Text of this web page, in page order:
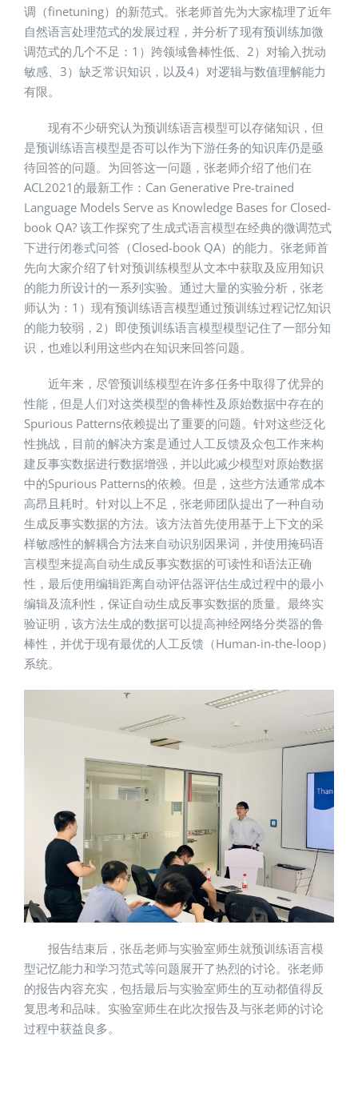
调（finetuning）的新范式。张老师首先为大家梳理了近年
自然语言处理范式的发展过程，并分析了现有预训练加微
调范式的几个不足：1）跨领域鲁棒性低、2）对输入扰动
敏感、3）缺乏常识知识，以及4）对逻辑与数值理解能力
有限。
现有不少研究认为预训练语言模型可以存储知识，但
是预训练语言模型是否可以作为下游任务的知识库仍是亟
待回答的问题。为回答这一问题，张老师介绍了他们在
ACL2021的最新工作：Can Generative Pre-trained
Language Models Serve as Knowledge Bases for Closed-
book QA? 该工作探究了生成式语言模型在经典的微调范式
下进行闭卷式问答（Closed-book QA）的能力。张老师首
先向大家介绍了针对预训练模型从文本中获取及应用知识
的能力所设计的一系列实验。通过大量的实验分析，张老
师认为：1）现有预训练语言模型通过预训练过程记忆知识
的能力较弱，2）即使预训练语言模型模型记住了一部分知
识，也难以利用这些内在知识来回答问题。
近年来，尽管预训练模型在许多任务中取得了优异的
性能，但是人们对这类模型的鲁棒性及原始数据中存在的
Spurious Patterns依赖提出了重要的问题。针对这些泛化
性挑战，目前的解决方案是通过人工反馈及众包工作来构
建反事实数据进行数据增强，并以此减少模型对原始数据
中的Spurious Patterns的依赖。但是，这些方法通常成本
高昂且耗时。针对以上不足，张老师团队提出了一种自动
生成反事实数据的方法。该方法首先使用基于上下文的采
样敏感性的解耦合方法来自动识别因果词，并使用掩码语
言模型来提高自动生成反事实数据的可读性和语法正确
性，最后使用编辑距离自动评估器评估生成过程中的最小
编辑及流利性，保证自动生成反事实数据的质量。最终实
验证明，该方法生成的数据可以提高神经网络分类器的鲁
棒性，并优于现有最优的人工反馈（Human-in-the-loop）
系统。
报告结束后，张岳老师与实验室师生就预训练语言模
型记忆能力和学习范式等问题展开了热烈的讨论。张老师
的报告内容充实，包括最后与实验室师生的互动都值得反
复思考和品味。实验室师生在此次报告及与张老师的讨论
过程中获益良多。